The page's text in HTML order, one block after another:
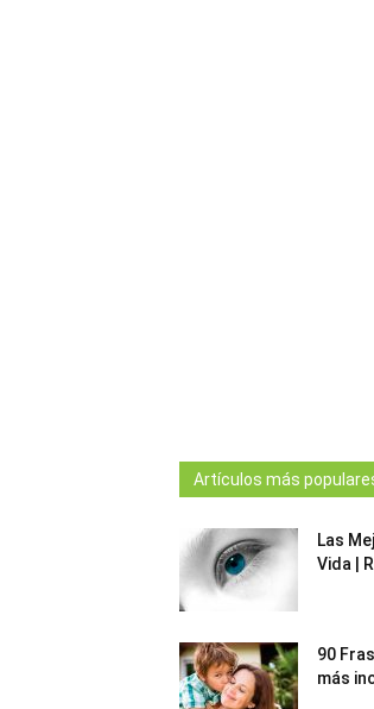
Artículos más
Las
Vida |
90
más